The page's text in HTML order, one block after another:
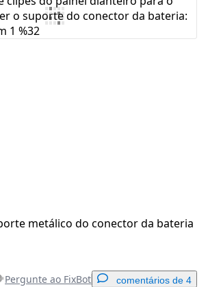
metálico do conector da bateria
Pergunte ao FixBot comentários de 4